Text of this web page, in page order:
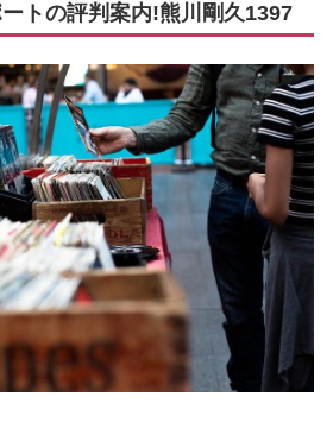
トの評判案内!熊川剛久1397